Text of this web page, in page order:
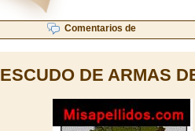
Comentarios de
ESCUDO DE ARMAS